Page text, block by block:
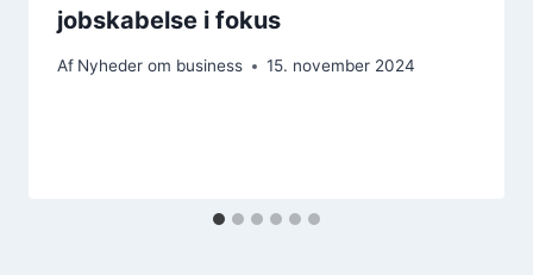
jobskabelse i fokus
Af Nyheder om business 15. november 2024